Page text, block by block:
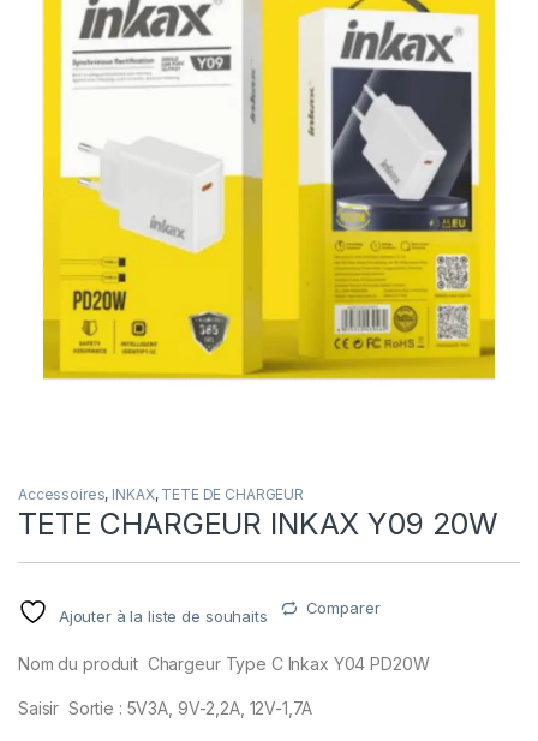
Accessoires, INKAX, TETE DE CHARGEUR
TETE CHARGEUR INKAX Y09 20W
Ajouter à la liste de souhaits Comparer
Nom du produit Chargeur Type C Inkax Y04 PD20W
Saisir Sortie : 5V3A, 9V-2,2A, 12V-1,7A